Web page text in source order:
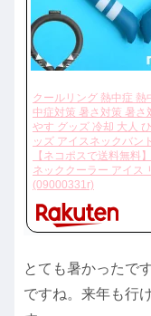
クールリング 熱中症
中症対策 暑さ対策 暑さ
やす グッズ 冷却 大人
ッズ アイスネックバン
【ネコポスで送料無料
ネッククーラー アイス
(09000331r)
とても暑かったで
ですね。来年も行